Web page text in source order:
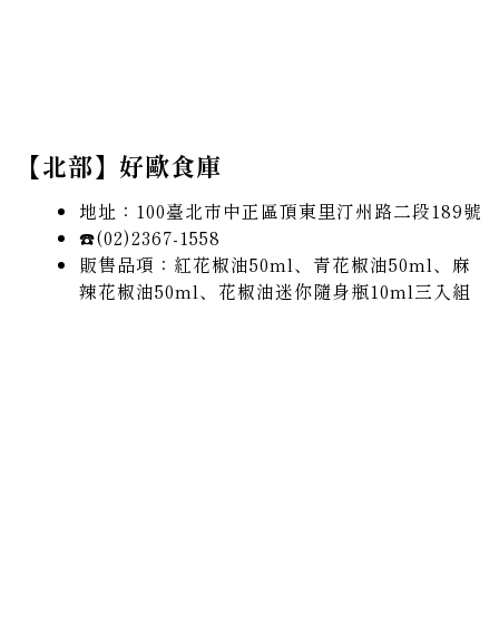
【北部】好歐食庫
地址：100臺北市中正區頂東里汀州路二段189號
☎️(02)2367-1558
販售品項：紅花椒油50ml、青花椒油50ml、麻
辣花椒油50ml、 花椒油迷你隨身瓶10ml三入組